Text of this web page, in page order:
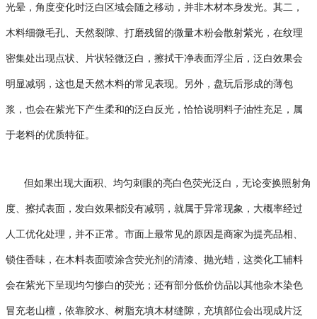
光晕，角度变化时泛白区域会随之移动，并非木材本身发光。其二，
木料细微毛孔、天然裂隙、打磨残留的微量木粉会散射紫光，在纹理
密集处出现点状、片状轻微泛白，擦拭干净表面浮尘后，泛白效果会
明显减弱，这也是天然木料的常见表现。另外，盘玩后形成的薄包
浆，也会在紫光下产生柔和的泛白反光，恰恰说明料子油性充足，属
于老料的优质特征。
但如果出现大面积、均匀刺眼的亮白色荧光泛白，无论变换照射角
度、擦拭表面，发白效果都没有减弱，就属于异常现象，大概率经过
人工优化处理，并不正常。市面上最常见的原因是商家为提亮品相、
锁住香味，在木料表面喷涂含荧光剂的清漆、抛光蜡，这类化工辅料
会在紫光下呈现均匀惨白的荧光；还有部分低价仿品以其他杂木染色
冒充老山檀，依靠胶水、树脂充填木材缝隙，充填部位会出现成片泛